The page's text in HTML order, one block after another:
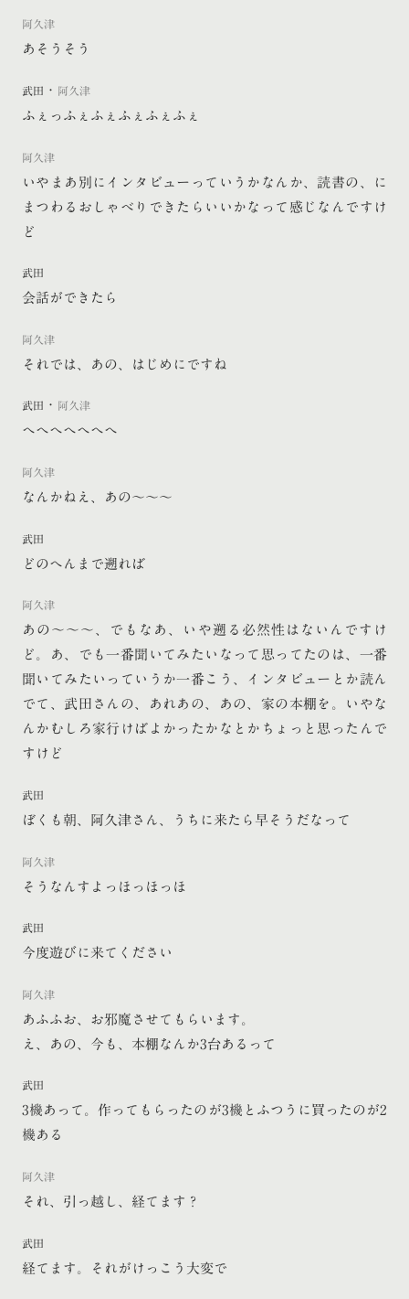
阿久津
あそうそう
武田 ・ 阿久津
ふぇっふぇふぇふぇふぇふぇ
阿久津
いやまあ別にインタビューっていうかなんか、読書の、に
まつわるおしゃべりできたらいいかなって感じなんですけ
ど
武田
会話ができたら
阿久津
それでは、あの、はじめにですね
武田 ・ 阿久津
へへへへへへへ
阿久津
なんかねえ、あの〜〜〜
武田
どのへんまで遡れば
阿久津
あの〜〜〜、でもなあ、いや遡る必然性はないんですけ
ど。あ、でも一番聞いてみたいなって思ってたのは、一番
聞いてみたいっていうか一番こう、インタビューとか読ん
でて、武田さんの、あれあの、あの、家の本棚を。いやな
んかむしろ家行けばよかったかなとかちょっと思ったんで
すけど
武田
ぼくも朝、阿久津さん、うちに来たら早そうだなって
阿久津
そうなんすよっほっほっほ
武田
今度遊びに来てください
阿久津
あふふお、お邪魔させてもらいます。
え、あの、今も、本棚なんか3台あるって
武田
3機あって。作ってもらったのが3機とふつうに買ったのが2
機ある
阿久津
それ、引っ越し、経てます？
武田
経てます。それがけっこう大変で